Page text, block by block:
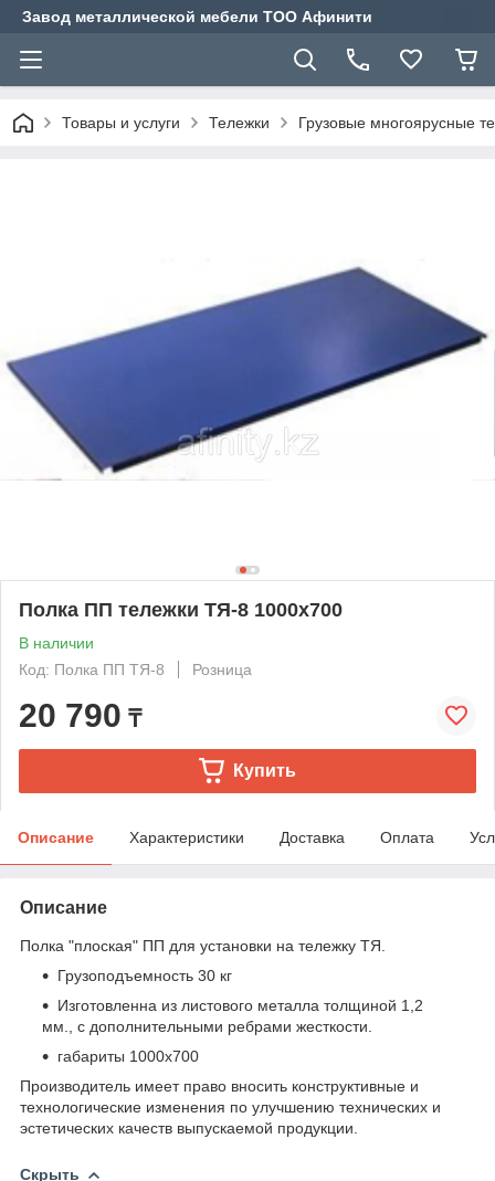
Завод металлической мебели ТОО Афинити
Товары и услуги Тележки Грузовые многоярусные
Полка ПП тележки ТЯ-8 1000х700
В наличии
Код: Полка ПП ТЯ-8
Розница
20 790 ₸
Купить
Описание Характеристики Доставка Оплата
Описание
Полка "плоская" ПП для установки на тележку ТЯ.
Грузоподъемность 30 кг
Изготовленна из листового металла толщиной 1,2
мм., с дополнительными ребрами жесткости.
габариты 1000х700
Производитель имеет право вносить конструктивные и
технологические изменения по улучшению технических и
эстетических качеств выпускаемой продукции.
Скрыть